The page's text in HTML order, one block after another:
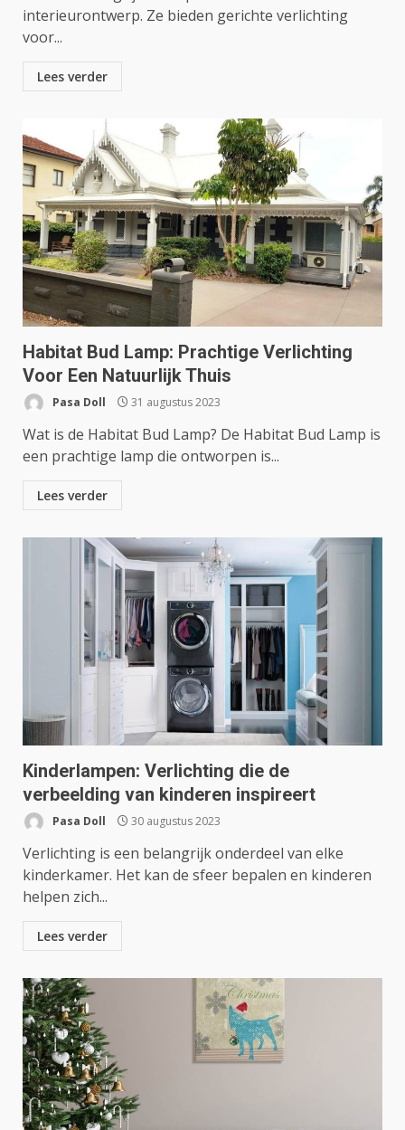
interieurontwerp. Ze bieden gerichte verlichting
voor...
Lees verder
Habitat Bud Lamp: Prachtige Verlichting
Voor Een Natuurlijk Thuis
Pasa Doll 31 augustus 2023
Wat is de Habitat Bud Lamp? De Habitat Bud Lamp is
een prachtige lamp die ontworpen is...
Lees verder
Kinderlampen: Verlichting die de
verbeelding van kinderen inspireert
Pasa Doll 30 augustus 2023
Verlichting is een belangrijk onderdeel van elke
kinderkamer. Het kan de sfeer bepalen en kinderen
helpen zich...
Lees verder